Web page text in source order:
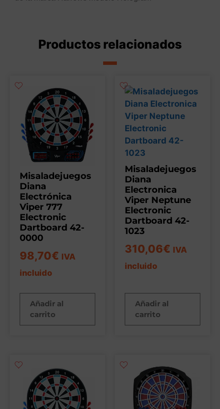
Productos relacionados
Misaladejuegos
Diana
Electrónica
Viper 777
Electronic
Dartboard 42-
0000
98,70€ IVA
incluido
Añadir al
carrito
Misaladejuegos
Diana
Electronica
Viper Neptune
Electronic
Dartboard 42-
1023
310,06€ IVA
incluido
Añadir al
carrito